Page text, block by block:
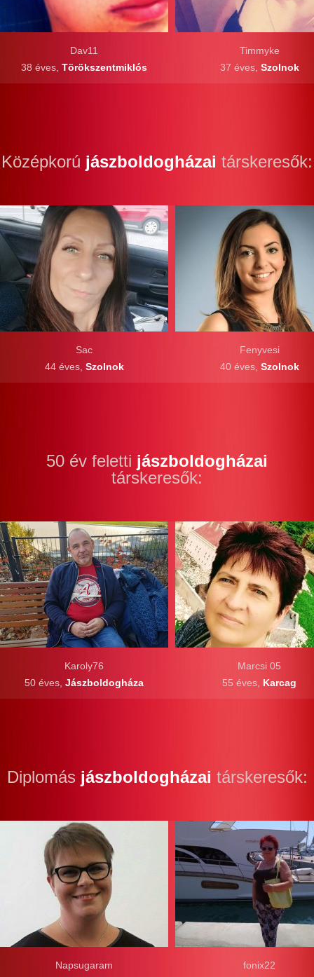
Timmyke
37 éves, Szolnok
Dav11
38 éves, Törökszentmiklós
Középkorú jászboldogházai társkeresők:
Sac
44 éves, Szolnok
Fenyvesi
40 éves, Szolnok
50 év feletti jászboldogházai
társkeresők:
Marcsi 05
55 éves, Karcag
Karoly76
50 éves, Jászboldogháza
Diplomás jászboldogházai társkeresők:
Napsugaram
fonix22